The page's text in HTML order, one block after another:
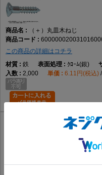
（＋）丸皿木ねじ
この商品の詳細はコチラ
鉄
ｸﾛｰﾑ(銀)
2,000
6.11円(税込)